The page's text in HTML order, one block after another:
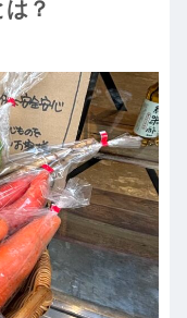
？